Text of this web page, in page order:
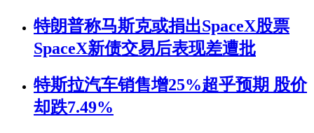
特朗普称马斯克或捐出SpaceX股票
SpaceX新债交易后表现差遭批
特斯拉汽车销售增25%超乎预期 股价
却跌7.49%